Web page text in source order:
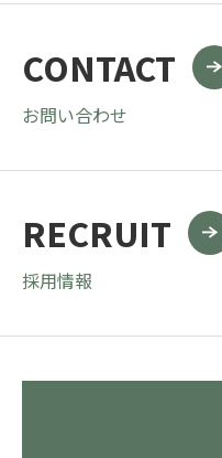
CONTACT
お問い合わせ
RECRUIT
採用情報